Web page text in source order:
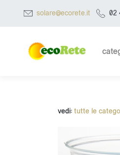
solare@ecorete.it 02
vedi: tutte le